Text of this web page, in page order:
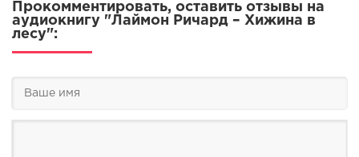
Прокомментировать, оставить отзывы на
аудиокнигу "Лаймон Ричард – Хижина в
лесу":